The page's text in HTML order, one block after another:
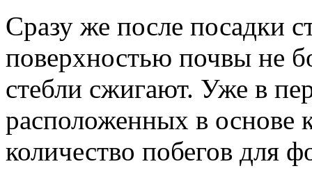
Сразу же после посадки
поверхностью почвы не
стебли сжигают. Уже в
расположенных в основе
количество побегов для